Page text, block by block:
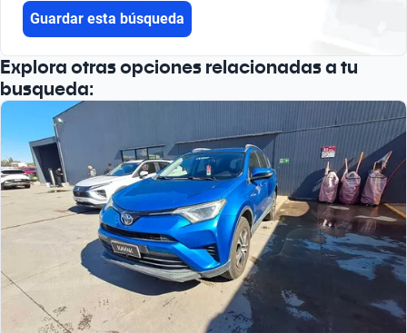
Busca por año
Guardar esta búsqueda
Explora otras opciones relacionadas a tu
busqueda: